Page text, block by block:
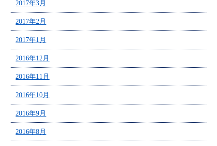
2017年3月
2017年2月
2017年1月
2016年12月
2016年11月
2016年10月
2016年9月
2016年8月